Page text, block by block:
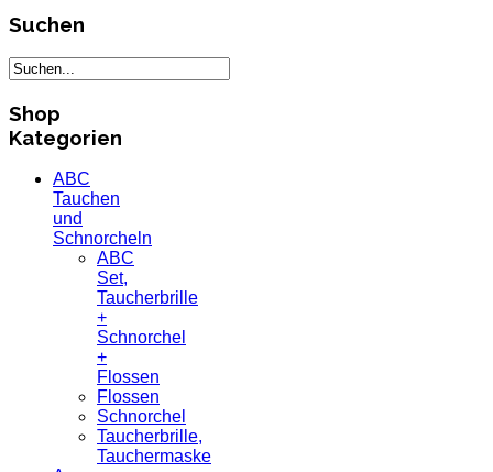
Suchen
Shop
Kategorien
ABC
Tauchen
und
Schnorcheln
ABC
Set,
Taucherbrille
+
Schnorchel
+
Flossen
Flossen
Schnorchel
Taucherbrille,
Tauchermaske